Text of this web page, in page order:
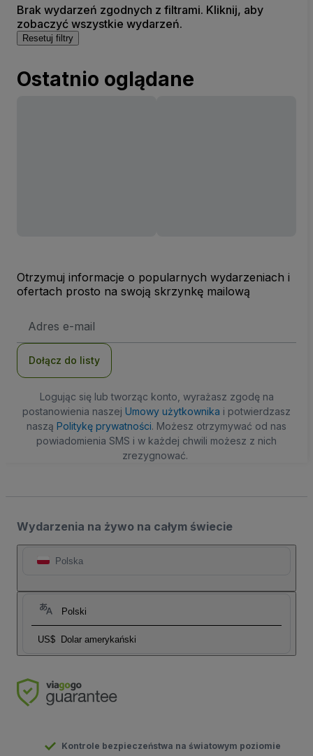
Brak wydarzeń zgodnych z filtrami. Kliknij, aby
zobaczyć wszystkie wydarzeń.
Resetuj filtry
Ostatnio oglądane
Otrzymuj informacje o popularnych wydarzeniach i
ofertach prosto na swoją skrzynkę mailową
e-
Dołącz do listy
Logując się lub tworząc konto, wyrażasz zgodę na
postanowienia naszej Umowy użytkownika i potwierdzasz
naszą Politykę prywatności. Możesz otrzymywać od nas
powiadomienia SMS i w każdej chwili możesz z nich
zrezygnować.
Wydarzenia na żywo na całym świecie
Polska
Polski
US$ Dolar amerykański
Kontrole bezpieczeństwa na światowym poziomie